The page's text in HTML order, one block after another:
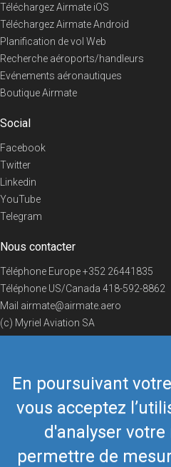
En poursuivant
vous acceptez
d'analyser
permettre de
Téléchargez Airmate iOS
Téléchargez Airmate Android
Planification de vol Web
Recherche aéroports/handleurs
Evénements aéronautiques
Boutique Airmate
Social
Facebook
Twitter
Linkedin
YouTube
Telegram
Nous contacter
Téléphone Europe+352 26441835
Téléphone US/Canada 418-592-8862
Mail airmate@airmate.aero
(c) Myriel Aviation SA
© 2019 Airmate -Conditions d'utilisation-